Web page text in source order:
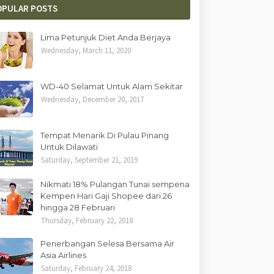
POSTS
Lima Petunjuk Diet Anda Berjaya
Wednesday, March 11, 2020
WD-40 Selamat Untuk Alam Sekitar
Wednesday, December 20, 2017
Tempat Menarik Di Pulau Pinang
Untuk Dilawati
Saturday, September 21, 2019
Nikmati 18% Pulangan Tunai sempena
Kempen Hari Gaji Shopee dari 26
hingga 28 Februari
Thursday, February 22, 2018
Penerbangan Selesa Bersama Air
Asia Airlines
Saturday, February 24, 2018